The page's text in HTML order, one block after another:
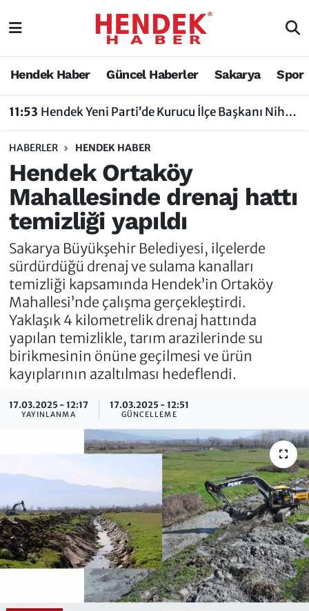
Hendek Haber Güncel Haberler Sakarya Spor
11:53 Hendek Yeni Parti’de Kurucu İlçe Başkanı Nihat Bayraktar Oldu
HABERLER HENDEK HABER
Hendek Ortaköy
Mahallesinde drenaj hattı
temizliği yapıldı
Sakarya Büyükşehir Belediyesi, ilçelerde
sürdürdüğü drenaj ve sulama kanalları
temizliği kapsamında Hendek’in Ortaköy
Mahallesi’nde çalışma gerçekleştirdi.
Yaklaşık 4 kilometrelik drenaj hattında
yapılan temizlikle, tarım arazilerinde su
birikmesinin önüne geçilmesi ve ürün
kayıplarının azaltılması hedeflendi.
17.03.2025 - 12:17
YAYINLANMA
17.03.2025 - 12:51
GÜNCELLEME
Hendek Haber
Nöbetçi Eczaneler
Vefat Edenler
Hendek Haber
Hakkında
Hendek Haber Reklam Servisi
Künye
İletişim
Sakarya Nöbetçi Eczaneler
Sakarya Trafik Yoğunluk Haritası
Tüm Manşetler
Son Dakika Haberleri
Haber Arşivi